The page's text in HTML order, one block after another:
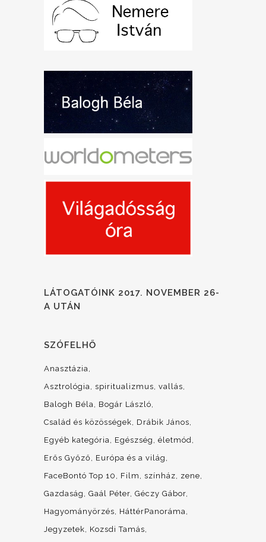
LÁTOGATÓINK 2017. NOVEMBER 26-
A UTÁN
SZÓFELHŐ
Anasztázia
Asztrológia, spiritualizmus, vallás
Balogh Béla
Bogár László
Család és közösségek
Drábik János
Egyéb kategória
Egészség, életmód
Erős Győző
Európa és a világ
FaceBontó Top 10
Film, színház, zene
Gazdaság
Gaál Péter Géczy Gábor
Hagyományörzés
HáttérPanoráma
Jegyzetek
Kozsdi Tamás